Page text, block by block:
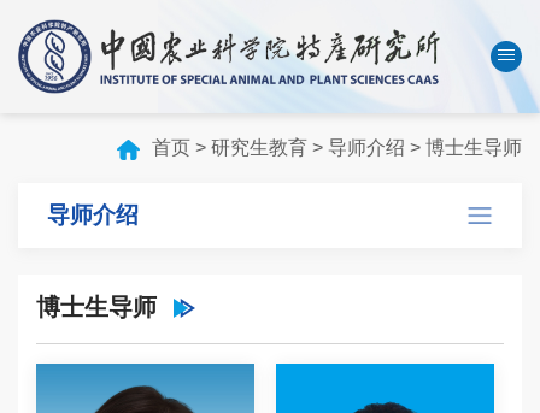
English
本所概况
科技创新
人才队伍
首页 > 研究生教育 > 导师介绍 > 博士生导师
导师介绍
博士生导师